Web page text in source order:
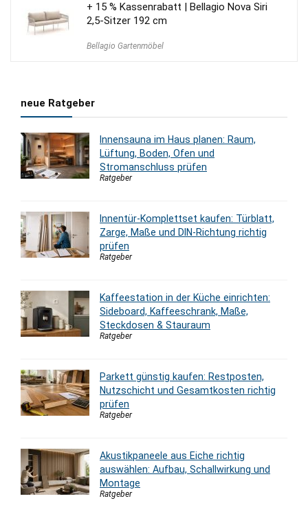
+ 15 % Kassenrabatt | Bellagio Nova Siri
2,5-Sitzer 192 cm
Bellagio Gartenmöbel
neue Ratgeber
Innensauna im Haus planen: Raum,
Lüftung, Boden, Ofen und
Stromanschluss prüfen
Ratgeber
Innentür-Komplettset kaufen: Türblatt,
Zarge, Maße und DIN-Richtung richtig
prüfen
Ratgeber
Kaffeestation in der Küche einrichten:
Sideboard, Kaffeeschrank, Maße,
Steckdosen & Stauraum
Ratgeber
Parkett günstig kaufen: Restposten,
Nutzschicht und Gesamtkosten richtig
prüfen
Ratgeber
Akustikpaneele aus Eiche richtig
auswählen: Aufbau, Schallwirkung und
Montage
Ratgeber